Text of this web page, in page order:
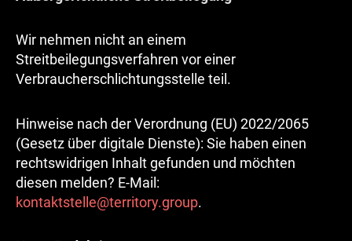
Wir nehmen nicht an einem
Streitbeilegungsverfahren vor einer
Verbraucherschlichtungsstelle teil.
Hinweise nach der Verordnung (EU) 2022/2065
(Gesetz über digitale Dienste): Sie haben einen
rechtswidrigen Inhalt gefunden und möchten
diesen melden? E-Mail:
kontaktstelle@territory.group.